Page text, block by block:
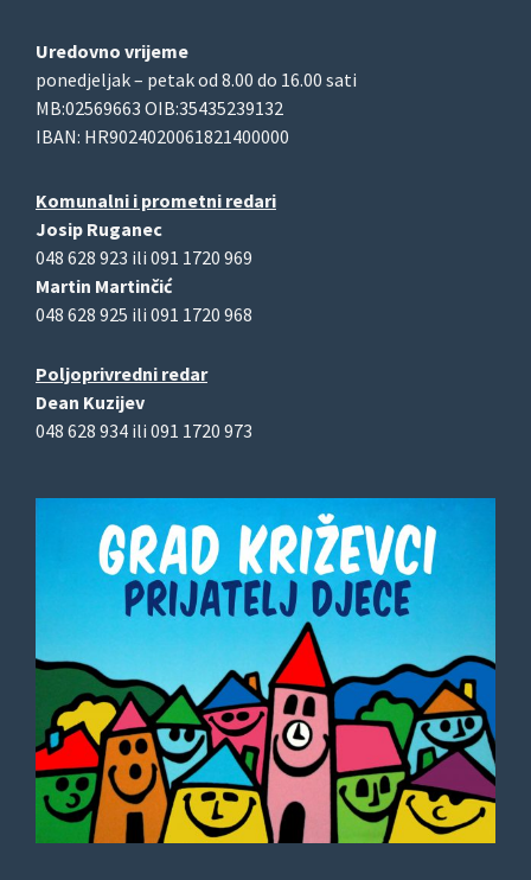
Uredovno vrijeme
ponedjeljak – petak od 8.00 do 16.00 sati
MB:02569663 OIB:35435239132
IBAN: HR9024020061821400000
Komunalni i prometni redari
Josip Ruganec
048 628 923 ili 091 1720 969
Martin Martinčić
048 628 925 ili 091 1720 968
Poljoprivredni redar
Dean Kuzijev
048 628 934 ili 091 1720 973